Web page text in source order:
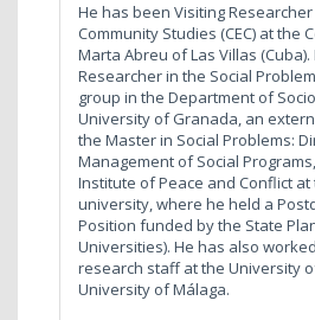
He has been Visiting
Community Studies (CEC) at the
Marta Abreu of Las Villas
Researcher in the Social
group in the Department of
University of Granada, an
the Master in Social Problems:
Management of Social
Institute of Peace and Conflict at
university, where he held a
Position funded by the State
Universities). He has also
research staff at the University
University of Málaga.